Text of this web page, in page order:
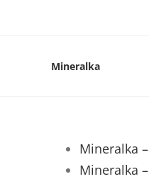
Mineralka
Mineralka
Mineralka